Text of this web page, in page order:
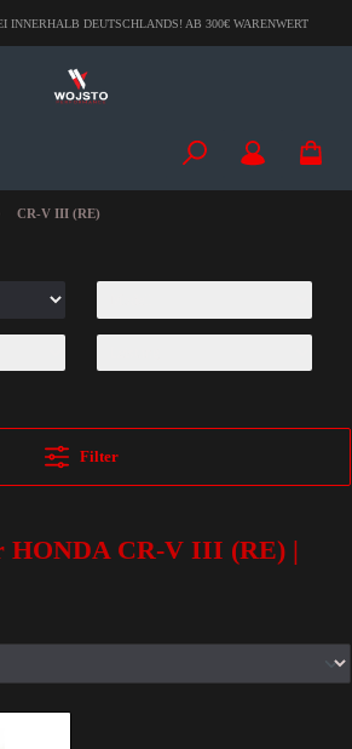
INNERHALB DEUTSCHLANDS! AB 300€ WARENWERT
CR-V III (RE)
Filter
HONDA CR-V III (RE) |